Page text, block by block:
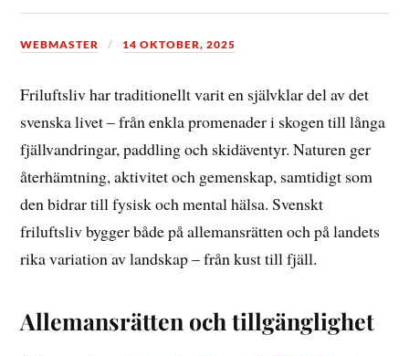
WEBMASTER 14 OKTOBER, 2025
Friluftsliv har traditionellt varit en självklar del av det
svenska livet – från enkla promenader i skogen till långa
fjällvandringar, paddling och skidäventyr. Naturen ger
återhämtning, aktivitet och gemenskap, samtidigt som
den bidrar till fysisk och mental hälsa. Svenskt
friluftsliv bygger både på allemansrätten och på landets
rika variation av landskap – från kust till fjäll.
Allemansrätten och tillgänglighet